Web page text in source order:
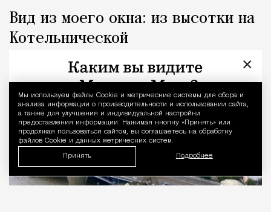
Уведомление
Мы используем файлы Сookie и метрические системы для сбора и
анализа информации о производительности и использовании сайта,
а также для улучшения и индивидуальной настройки
предоставления информации. Нажимая кнопку «Принять» или
продолжая пользоваться сайтом, вы соглашаетесь на обработку
файлов Cookie и данных метрических систем.
Принять Подробнее
Вид из моего окна: из высотки на
Котельнической
Наталья Журавлева ×